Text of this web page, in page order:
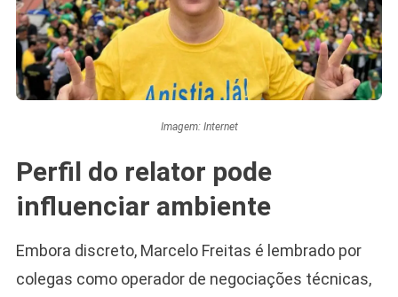
Imagem: Internet
Perfil do relator pode
influenciar ambiente
Embora discreto, Marcelo Freitas é lembrado por
colegas como operador de negociações técnicas,